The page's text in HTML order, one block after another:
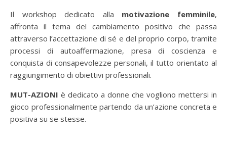
Il workshop dedicato alla motivazione femminile,
affronta il tema del cambiamento positivo che passa
attraverso l’accettazione di sé e del proprio corpo, tramite
processi di autoaffermazione, presa di coscienza e
conquista di consapevolezze personali, il tutto orientato al
raggiungimento di obiettivi professionali.
MUT-AZIONI è dedicato a donne che vogliono mettersi in
gioco professionalmente partendo da un’azione concreta e
positiva su se stesse.